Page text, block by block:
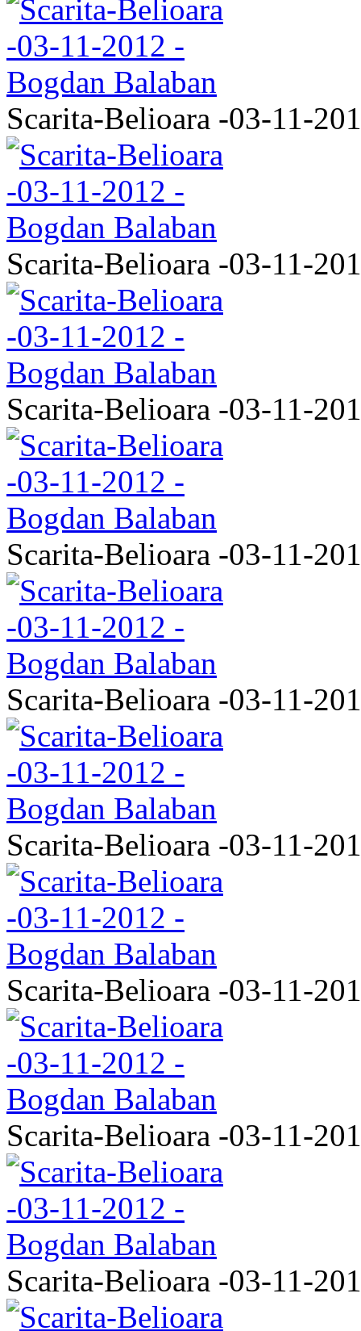
Scarita-Belioara -03-11-
Scarita-Belioara -03-11-
Scarita-Belioara -03-11-
Scarita-Belioara -03-11-
Scarita-Belioara -03-11-
Scarita-Belioara -03-11-
Scarita-Belioara -03-11-
Scarita-Belioara -03-11-
Scarita-Belioara -03-11-